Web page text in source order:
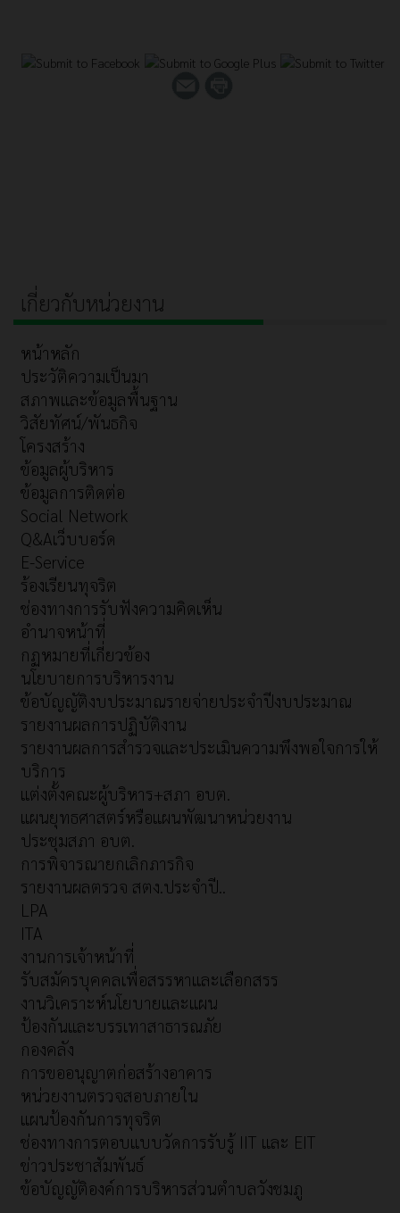
เกี่ยวกับหน่วยงาน
หน้าหลัก
ประวัติความเป็นมา
สภาพและข้อมูลพื้นฐาน
วิสัยทัศน์/พันธกิจ
โครงสร้าง
ข้อมูลผู้บริหาร
ข้อมูลการติดต่อ
Social Network
Q&Aเว็บบอร์ด
E-Service
ร้องเรียนทุจริต
ช่องทางการรับฟังความคิดเห็น
อำนาจหน้าที่
กฏหมายที่เกี่ยวข้อง
นโยบายการบริหารงาน
ข้อบัญญัติงบประมาณรายจ่ายประจำปีงบประมาณ
รายงานผลการปฏิบัติงาน
รายงานผลการสำรวจและประเมินความพึงพอใจการให้
บริการ
แต่งตั้งคณะผู้บริหาร+สภา อบต.
แผนยุทธศาสตร์หรือแผนพัฒนาหน่วยงาน
ประชุมสภา อบต.
การพิจารณายกเลิกภารกิจ
รายงานผลตรวจ สตง.ประจำปี..
LPA
ITA
งานการเจ้าหน้าที่
รับสมัครบุคคลเพื่อสรรหาและเลือกสรร
งานวิเคราะห์นโยบายและแผน
ป้องกันและบรรเทาสาธารณภัย
กองคลัง
การขออนุญาตก่อสร้างอาคาร
หน่วยงานตรวจสอบภายใน
แผนป้องกันการทุจริต
ช่องทางการตอบแบบวัดการรับรู้ IIT และ EIT
ข่าวประชาสัมพันธ์
ข้อบัญญัติองค์การบริหารส่วนตำบลวังชมภู